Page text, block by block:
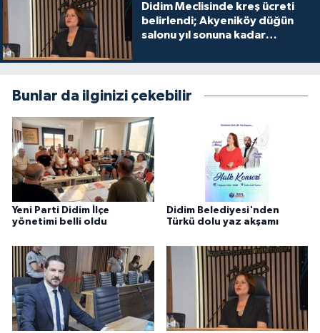
Didim Meclisinde kreş ücreti
belirlendi; Akyeniköy düğün
salonu yıl sonuna kadar
Bunlar da ilginizi çekebilir
Yeni Parti Didim İlçe
yönetimi belli oldu
Didim Belediyesi'nden
Türkü dolu yaz akşamı